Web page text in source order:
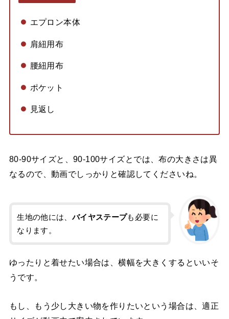
エプロン本体
肩紐用布
腰紐用布
ポケット
見返し
80-90サイズと、90-100サイズとでは、布の大きさは異
なるので、動画でしっかりと確認してくださいね。
生地の他には、 バイヤステープも必要に
なります。
ゆったりと着せたい場合は、横幅を大きくするといいそ
うです。
もし、もう少し大きい物を作りたいという場合は、適正